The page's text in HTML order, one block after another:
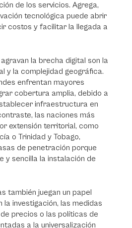
de los servicios. Agrega,
tecnológica puede abrir
costos y facilitar la llegada a
la brecha digital son la
y la complejidad geográfica.
enfrentan mayores
cobertura amplia, debido a
infraestructura en
las naciones más
extensión territorial, como
o Trinidad y Tobago,
de penetración porque
y sencilla la instalación de
también juegan un papel
la investigación, las medidas
precios o las políticas de
a la universalización